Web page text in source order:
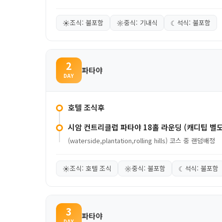
☀조식: 불포함 ☼중식: 기내식 ☾ 석식: 불포함
2
DAY
파타야
호텔 조식후
시암 컨트리클럽 파타야 18홀 라운딩 (캐디팁 별
(waterside,plantation,rolling hills) 코스 중 랜덤배정
☀조식: 호텔 조식 ☼중식: 불포함 ☾ 석식: 불포함
3 파타야